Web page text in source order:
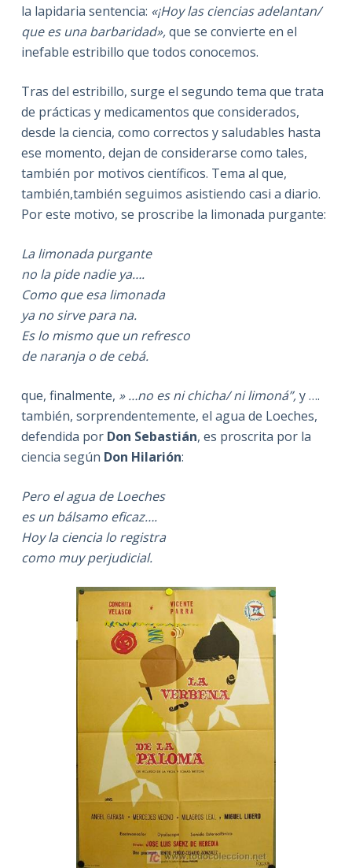
la lapidaria sentencia: «¡Hoy las ciencias adelantan/
que es una barbaridad»,que se convierte en el
inefable estribillo que todos conocemos.
Tras del estribillo, surge el segundo tema que trata
de prácticas y medicamentos que considerados,
desde la ciencia, como correctos y saludables hasta
ese momento, dejan de considerarse como tales,
también por motivos científicos. Tema al que,
también,también seguimos asistiendo casi a diario.
Por este motivo, se proscribe la limonada purgante:
La limonada purgante
no la pide nadie ya….
Como que esa limonada
ya no sirve para na.
Es lo mismo que un refresco
de naranja o de cebá.
que, finalmente, » …no es ni chicha/ ni limoná”,y ….
también, sorprendentemente, el agua de Loeches,
defendida por Don Sebastián, es proscrita por la
ciencia según Don Hilarión:
Pero el agua de Loeches
es un bálsamo eficaz….
Hoy la ciencia lo registra
como muy perjudicial.